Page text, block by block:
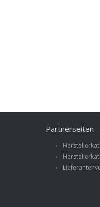
Partnerseiten